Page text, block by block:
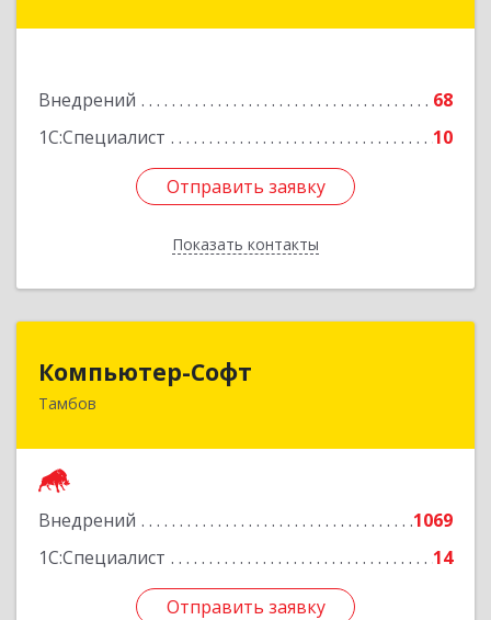
Внедрений
68
1С:Специалист
10
Отправить заявку
Показать контакты
Подробнее
Отправить заявку
Назад
Компьютер-Софт
Тамбов
Внедрений
1069
1С:Специалист
14
Отправить заявку
392000, Тамбовская обл, Тамбов г, Советская
Отправить заявку